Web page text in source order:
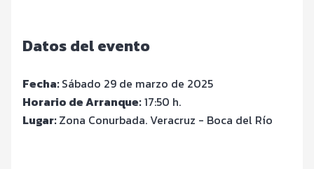
Datos del evento
Fecha:Sábado 29 de marzo de 2025
Horario de Arranque:17:50 h.
Lugar:Zona Conurbada. Veracruz - Boca del Río